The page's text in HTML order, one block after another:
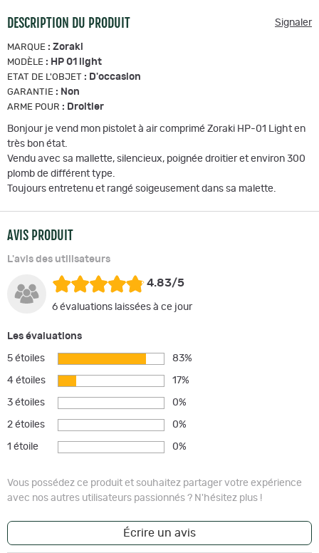
DESCRIPTION DU PRODUIT Signaler
MARQUE : Zoraki
MODÈLE : HP 01 light
ETAT DE L'OBJET : D'occasion
GARANTIE : Non
ARME POUR : Droitier
Bonjour je vend mon pistolet à air comprimé Zoraki HP-01 Light en
très bon état.
Vendu avec sa mallette, silencieux, poignée droitier et environ 300
plomb de différent type.
Toujours entretenu et rangé soigeusement dans sa malette.
AVIS PRODUIT
L'avis des utilisateurs
4.83/5
6 évaluations laissées à ce jour
Les évaluations
5 étoiles 83%
4 étoiles 17%
3 étoiles 0%
2 étoiles 0%
1 étoile 0%
Vous possédez ce produit et souhaitez partager votre expérience
avec nos autres utilisateurs passionnés ? N'hésitez plus !
Écrire un avis